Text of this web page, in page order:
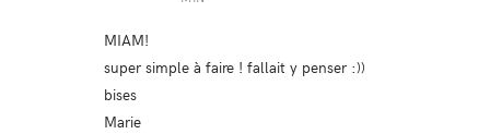
MIAM!
super simple à faire ! fallait y penser :))
bises
Marie